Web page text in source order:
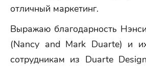
отличный маркетинг.
Выражаю благодарность
(Nancy and Mark Duarte) и
сотрудникам из Duarte